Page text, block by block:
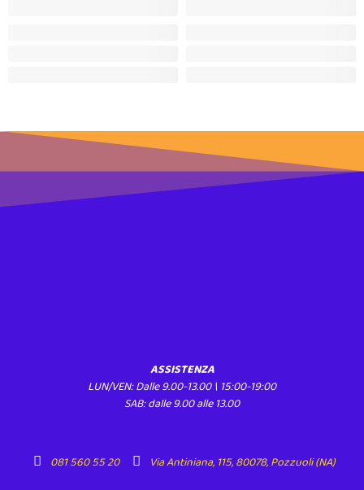
ASSISTENZA
LUN/VEN: Dalle 9.00-13.00 \ 15:00-19:00
SAB: dalle 9.00 alle 13.00
081 560 55 20 Via Antiniana, 115, 80078, Pozzuoli (NA)